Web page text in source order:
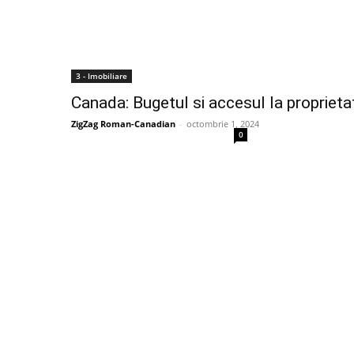
3 - Imobiliare
Canada: Bugetul si accesul la
ZigZag Roman-Canadian - octombrie 1, 2024
0